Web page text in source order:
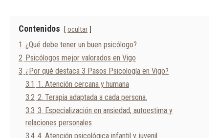
Contenidos ocultar
1 ¿Qué debe tener un buen psicólogo?
2 Psicólogos mejor valorados en Vigo
3 ¿Por qué destaca 3 Pasos Psicología en Vigo?
3.1 1. Atención cercana y humana
3.2 2. Terapia adaptada a cada persona.
3.3 3. Especialización en ansiedad, autoestima y
relaciones personales
3.4 4. Atención psicológica infantil y juvenil